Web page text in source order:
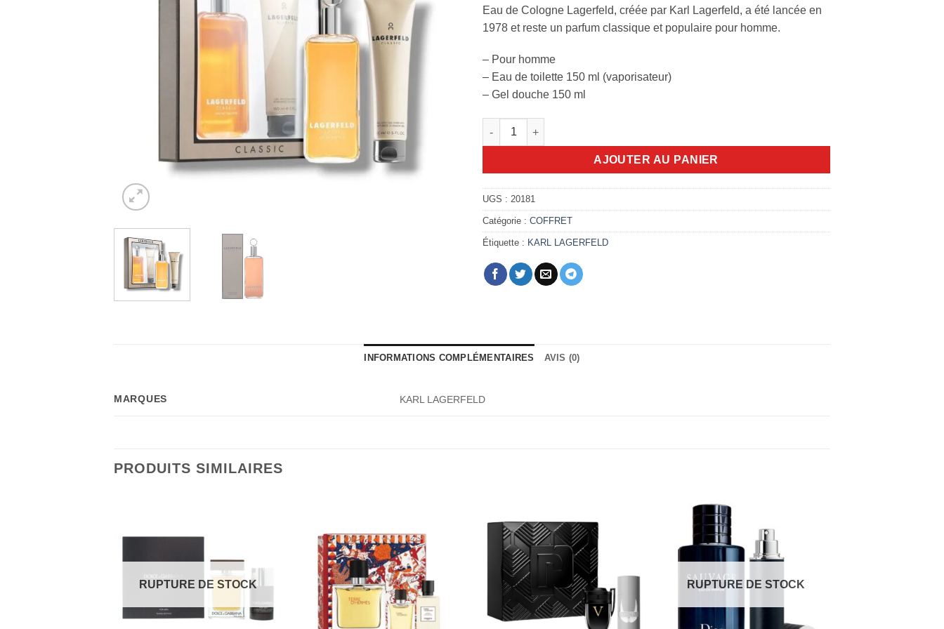
Eau de Cologne Lagerfeld, créée par Karl Lagerfeld, a été lancée en
1978 et reste un parfum classique et populaire pour homme.
– Pour homme
– Eau de toilette 150 ml (vaporisateur)
– Gel douche 150 ml
quantité de Coffret karl Lagerfeld classique 2pcs
AJOUTER AU PANIER
UGS : 20181
Catégorie : COFFRET
Étiquette : KARL LAGERFELD
INFORMATIONS COMPLÉMENTAIRES AVIS (0)
MARQUES KARL LAGERFELD
PRODUITS SIMILAIRES
RUPTURE DE STOCK RUPTURE DE STOCK